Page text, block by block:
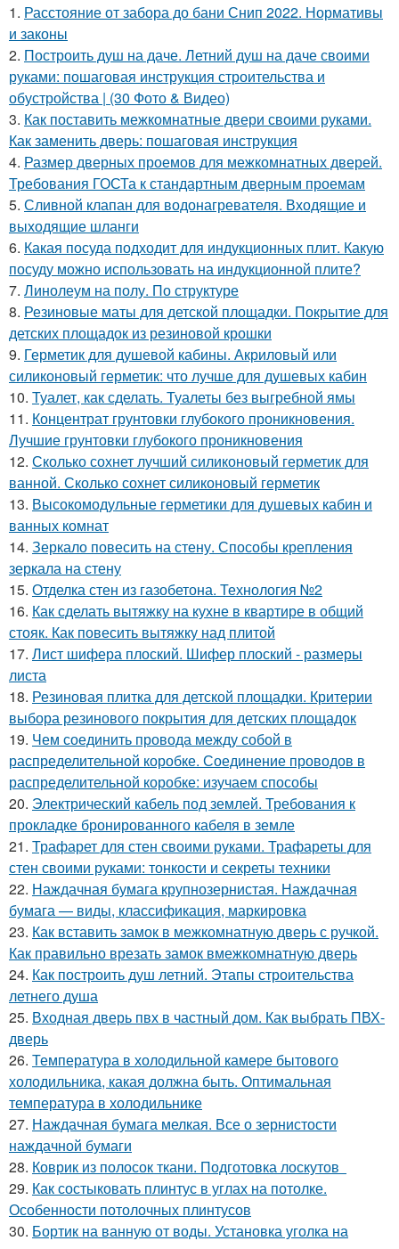
1. Расстояние от забора до бани Снип 2022. Нормативы
и законы
2. Построить душ на даче. Летний душ на даче своими
руками: пошаговая инструкция строительства и
обустройства | (30 Фото & Видео)
3. Как поставить межкомнатные двери своими руками.
Как заменить дверь: пошаговая инструкция
4. Размер дверных проемов для межкомнатных дверей.
Требования ГОСТа к стандартным дверным проемам
5. Сливной клапан для водонагревателя. Входящие и
выходящие шланги
6. Какая посуда подходит для индукционных плит. Какую
посуду можно использовать на индукционной плите?
7. Линолеум на полу. По структуре
8. Резиновые маты для детской площадки. Покрытие для
детских площадок из резиновой крошки
9. Герметик для душевой кабины. Акриловый или
силиконовый герметик: что лучше для душевых кабин
10. Туалет, как сделать. Туалеты без выгребной ямы
11. Концентрат грунтовки глубокого проникновения.
Лучшие грунтовки глубокого проникновения
12. Сколько сохнет лучший силиконовый герметик для
ванной. Сколько сохнет силиконовый герметик
13. Высокомодульные герметики для душевых кабин и
ванных комнат
14. Зеркало повесить на стену. Способы крепления
зеркала на стену
15. Отделка стен из газобетона. Технология №2
16. Как сделать вытяжку на кухне в квартире в общий
стояк. Как повесить вытяжку над плитой
17. Лист шифера плоский. Шифер плоский - размеры
листа
18. Резиновая плитка для детской площадки. Критерии
выбора резинового покрытия для детских площадок
19. Чем соединить провода между собой в
распределительной коробке. Соединение проводов в
распределительной коробке: изучаем способы
20. Электрический кабель под землей. Требования к
прокладке бронированного кабеля в земле
21. Трафарет для стен своими руками. Трафареты для
стен своими руками: тонкости и секреты техники
22. Наждачная бумага крупнозернистая. Наждачная
бумага — виды, классификация, маркировка
23. Как вставить замок в межкомнатную дверь с ручкой.
Как правильно врезать замок вмежкомнатную дверь
24. Как построить душ летний. Этапы строительства
летнего душа
25. Входная дверь пвх в частный дом. Как выбрать ПВХ-
дверь
26. Температура в холодильной камере бытового
холодильника, какая должна быть. Оптимальная
температура в холодильнике
27. Наждачная бумага мелкая. Все о зернистости
наждачной бумаги
28. Коврик из полосок ткани. Подготовка лоскутов
29. Как состыковать плинтус в углах на потолке.
Особенности потолочных плинтусов
30. Бортик на ванную от воды. Установка уголка на